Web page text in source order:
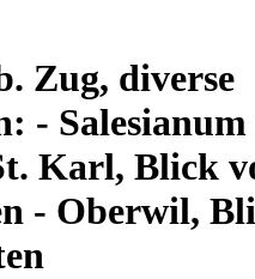
Zug, diverse
-
Karl, Blick
- Oberwil,